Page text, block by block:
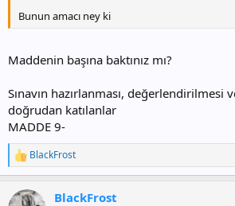
Bunun amacı ney ki
Maddenin başına baktınız mı?
Sınavın hazırlanması, değerlendirilmesi
doğrudan katılanlar
MADDE 9-
T
e
k
BlackFrost
BlackFrost